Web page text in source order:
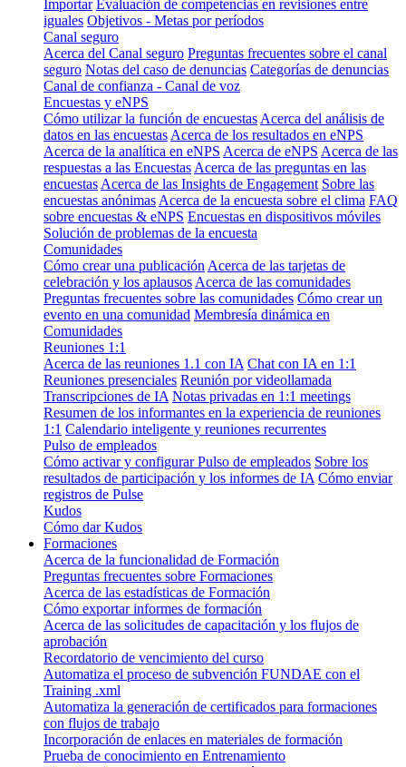
Importar Evaluación de competencias en revisiones entre
iguales Objetivos - Metas por períodos
Canal seguro
Acerca del Canal seguro Preguntas frecuentes sobre el canal
seguro Notas del caso de denuncias Categorías de denuncias
Canal de confianza - Canal de voz
Encuestas y eNPS
Cómo utilizar la función de encuestas Acerca del análisis de
datos en las encuestas Acerca de los resultados en eNPS
Acerca de la analítica en eNPS Acerca de eNPS Acerca de las
respuestas a las Encuestas Acerca de las preguntas en las
encuestas Acerca de las Insights de Engagement Sobre las
encuestas anónimas Acerca de la encuesta sobre el clima FAQ
sobre encuestas & eNPS Encuestas en dispositivos móviles
Solución de problemas de la encuesta
Comunidades
Cómo crear una publicación Acerca de las tarjetas de
celebración y los aplausos Acerca de las comunidades
Preguntas frecuentes sobre las comunidades Cómo crear un
evento en una comunidad Membresía dinámica en
Comunidades
Reuniones 1:1
Acerca de las reuniones 1.1 con IA Chat con IA en 1:1
Reuniones presenciales Reunión por videollamada
Transcripciones de IA Notas privadas en 1:1 meetings
Resumen de los informantes en la experiencia de reuniones
1:1 Calendario inteligente y reuniones recurrentes
Pulso de empleados
Cómo activar y configurar Pulso de empleados Sobre los
resultados de participación y los informes de IA Cómo enviar
registros de Pulse
Kudos
Cómo dar Kudos
Formaciones
Acerca de la funcionalidad de Formación
Preguntas frecuentes sobre Formaciones
Acerca de las estadísticas de Formación
Cómo exportar informes de formación
Acerca de las solicitudes de capacitación y los flujos de
aprobación
Recordatorio de vencimiento del curso
Automatiza el proceso de subvención FUNDAE con el
Training .xml
Automatiza la generación de certificados para formaciones
con flujos de trabajo
Incorporación de enlaces en materiales de formación
Prueba de conocimiento en Entrenamiento